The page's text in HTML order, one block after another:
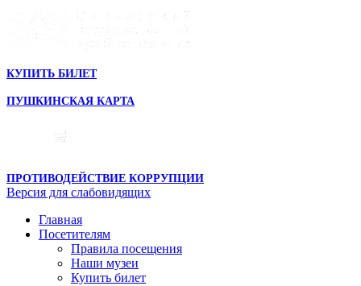
КУПИТЬ БИЛЕТ
ПУШКИНСКАЯ КАРТА
ПРОТИВОДЕЙСТВИЕ КОРРУПЦИИ
Версия для слабовидящих
Главная
Посетителям
Правила посещения
Наши музеи
Купить билет